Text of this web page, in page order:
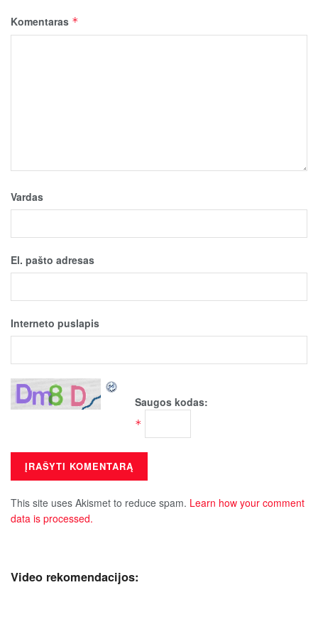
Komentaras *
Vardas
El. pašto adresas
Interneto puslapis
Saugos kodas:
*
This site uses Akismet to reduce spam. Learn how your comment
data is processed.
Video rekomendacijos: